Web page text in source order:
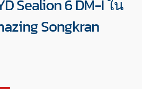
Sealion 6 DM-I ใน
Songkran